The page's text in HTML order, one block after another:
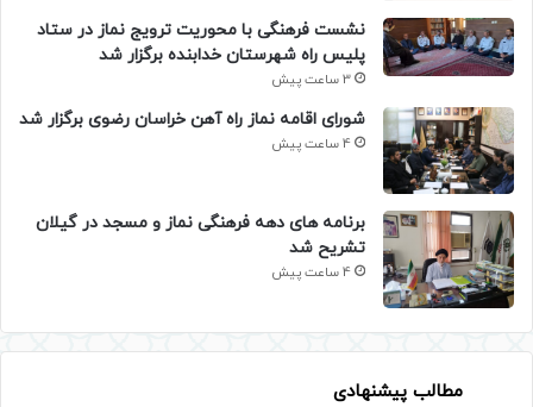
نشست فرهنگی با محوریت ترویج نماز در ستاد
پلیس راه شهرستان خدابنده برگزار شد
3 ساعت پیش
شورای اقامه نماز راه آهن خراسان رضوی برگزار شد
4 ساعت پیش
برنامه های دهه فرهنگی نماز و مسجد در گیلان
تشریح شد
4 ساعت پیش
مطالب پیشنهادی